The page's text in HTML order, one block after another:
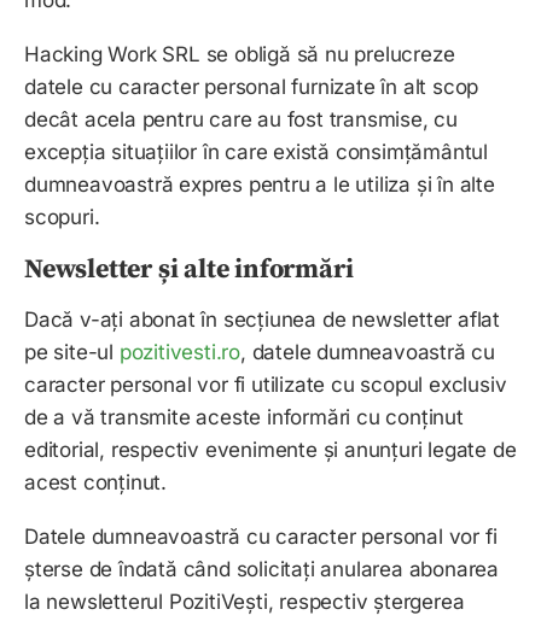
Hacking Work SRL se obligă să nu prelucreze
datele cu caracter personal furnizate în alt scop
decât acela pentru care au fost transmise, cu
excepția situațiilor în care există consimțământul
dumneavoastră expres pentru a le utiliza și în alte
scopuri.
Newsletter și alte informări
Dacă v-ați abonat în secțiunea de newsletter aflat
pe site-ul pozitivesti.ro, datele dumneavoastră cu
caracter personal vor fi utilizate cu scopul exclusiv
de a vă transmite aceste informări cu conținut
editorial, respectiv evenimente și anunțuri legate de
acest conținut.
Datele dumneavoastră cu caracter personal vor fi
șterse de îndată când solicitați anularea abonarea
la newsletterul PozitiVești, respectiv ștergerea